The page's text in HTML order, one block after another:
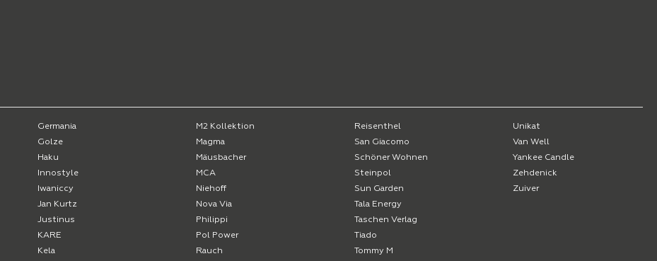
Germania
Golze
Haku
Innostyle
Iwaniccy
Jan Kurtz
Justinus
KARE
Kela
M2 Kollektion
Magma
Mäusbacher
MCA
Niehoff
Nova Via
Philippi
Pol Power
Rauch
Reisenthel
San Giacomo
Schöner Wohnen
Steinpol
Sun Garden
Tala Energy
Taschen Verlag
Tiado
Tommy M
Unikat
Van Well
Yankee Candle
Zehdenick
Zuiver